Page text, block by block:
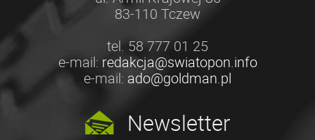
83-110 Tczew
tel. 58 777 01 25
e-mail: redakcja@swiatopon.info
e-mail: ado@goldman.pl
Newsletter